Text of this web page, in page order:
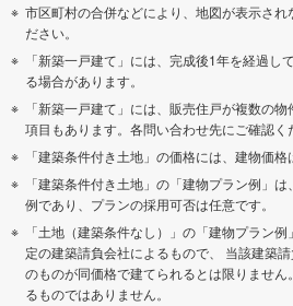
市区町村の合併などにより、地図が表示され
ださい。
「新築一戸建て」には、完成後1年を経過し
る場合があります。
「新築一戸建て」には、販売住戸が複数の
項目もあります。各問い合わせ先にご確認く
「建築条件付き土地」の価格には、建物価格
「建築条件付き土地」の「建物プラン例」
例であり、プランの採用可否は任意です。
「土地（建築条件なし）」の「建物プラン
定の建築請負会社によるもので、 当該建築
のものが同価格で建てられるとは限りませ
るものではありません。